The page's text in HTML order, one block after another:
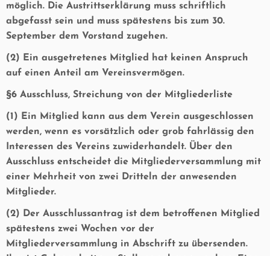
möglich. Die Austrittserklärung muss schriftlich
abgefasst sein und muss spätestens bis zum 30.
September dem Vorstand zugehen.
(2) Ein ausgetretenes Mitglied hat keinen Anspruch
auf einen Anteil am Vereinsvermögen.
§6 Ausschluss, Streichung von der Mitgliederliste
(1) Ein Mitglied kann aus dem Verein ausgeschlossen
werden, wenn es vorsätzlich oder grob fahrlässig den
Interessen des Vereins zuwiderhandelt. Über den
Ausschluss entscheidet die Mitgliederversammlung mit
einer Mehrheit von zwei Dritteln der anwesenden
Mitglieder.
(2) Der Ausschlussantrag ist dem betroffenen Mitglied
spätestens zwei Wochen vor der
Mitgliederversammlung in Abschrift zu übersenden.